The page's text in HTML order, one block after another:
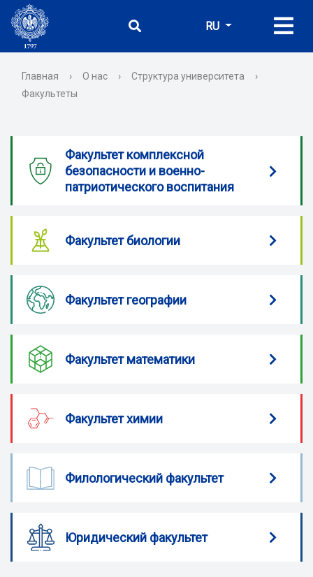
RU
Главная › О нас › Структура университета
›
Факультеты
Факультет комплексной
безопасности и военно-
патриотического воспитания
Факультет биологии
Факультет географии
Факультет математики
Факультет химии
Филологический факультет
Юридический факультет